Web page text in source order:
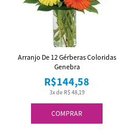
COMPRAR
3x de R$ 48,19
R$144,58
Arranjo De 12 Gérberas Coloridas
Genebra